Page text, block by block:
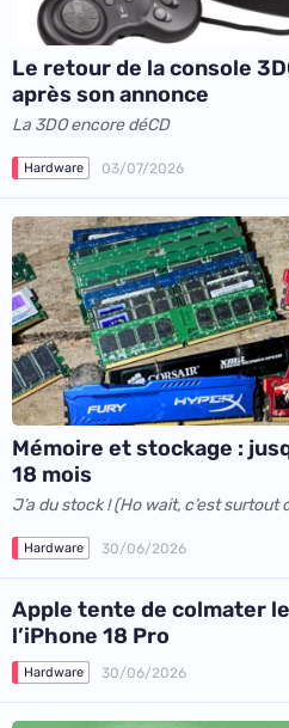
Le retour de la console
après son annonce
La 3DO encore déCD
Hardware 03/07/2026
Mémoire et stockage :
18 mois
J’a du stock ! (Ho wait, c’est surtout
Hardware 30/06/2026
Apple tente de colmater
l’iPhone 18 Pro
Hardware 30/06/2026